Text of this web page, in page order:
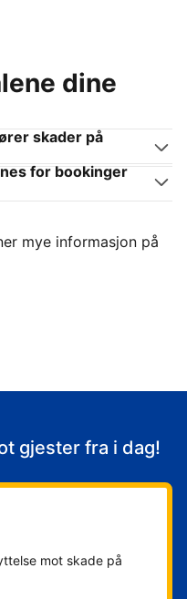
dine
skader på
for bookinger
mye informasjon på
gjester fra i dag!
mot skade på